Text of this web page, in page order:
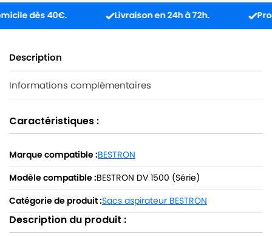
dès 40€. Livraison en 24h à 72h. Produit
Description
Informations complémentaires
Caractéristiques :
Marque compatible :BESTRON
Modèle compatible :BESTRON DV 1500 (Série)
Catégorie de produit :Sacs aspirateur BESTRON
Description du produit :